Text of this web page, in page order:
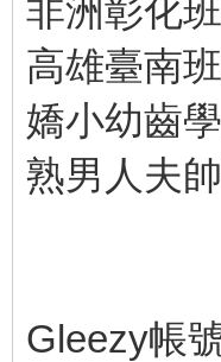
非洲彰化
高雄臺南
嬌小幼齒
熟男人夫
Gleezy帳